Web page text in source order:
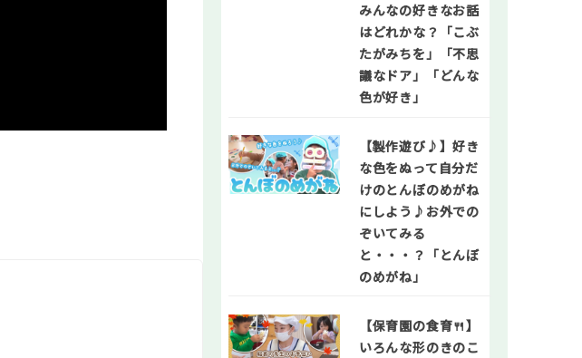
みんなの好きなお話
はどれかな？「こぶ
たがみちを」「不思
議なドア」「どんな
色が好き」
【製作遊び♪】好き
な色をぬって自分だ
けのとんぼのめがね
にしよう♪お外での
ぞいてみる
と・・・？「とんぼ
のめがね」
【保育園の食育🍴】
いろんな形のきのこ